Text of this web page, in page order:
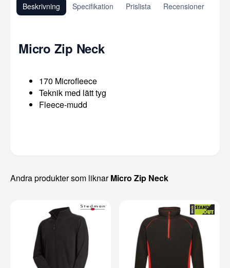
Beskrivning Specifikation Prislista Recensioner
Micro Zip Neck
170 Microfleece
Teknik med lätt tyg
Fleece-mudd
Andra produkter som liknarMicro Zip Neck